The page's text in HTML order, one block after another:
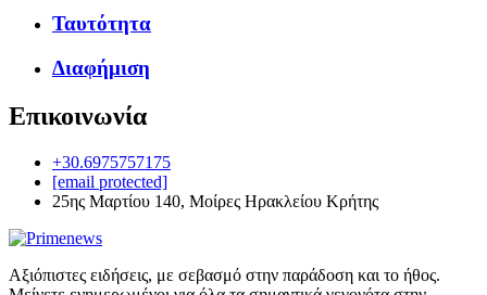
Ταυτότητα
Διαφήμιση
Επικοινωνία
+30.6975757175
[email protected]
25ης Μαρτίου 140, Μοίρες Ηρακλείου Κρήτης
Αξιόπιστες ειδήσεις, με σεβασμό στην παράδοση και το ήθος.